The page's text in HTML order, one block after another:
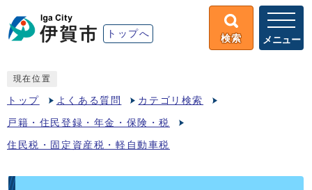
トップへ 検索 メニュー
現在位置
トップ よくある質問 カテゴリ検索
戸籍・住民登録・年金・保険・税
住民税・固定資産税・軽自動車税